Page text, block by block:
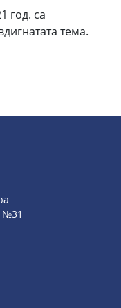
год. са
тема.
№31